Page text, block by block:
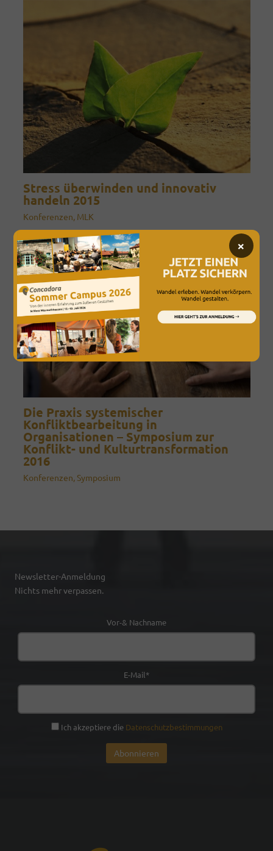
Stress überwinden und innovativ
handeln 2015
Konferenzen, MLK
Die Praxis systemischer
Konfliktbearbeitung in
Organisationen – Symposium zur
Konflikt- und Kulturtransformation
2016
Konferenzen, Symposium
Newsletter-Anmeldung
Nichts mehr verpassen.
Vor-& Nachname
E-Mail*
Ich akzeptiere die Datenschutzbestimmungen
×